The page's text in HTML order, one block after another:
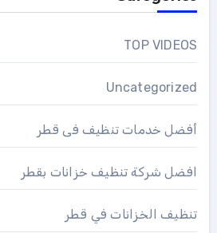
TOP VIDEOS
Uncategorized
أفضل خدمات تنظيف فى قطر
افضل شركة تنظيف خزانات بقطر
تنظيف الخزانات في قطر